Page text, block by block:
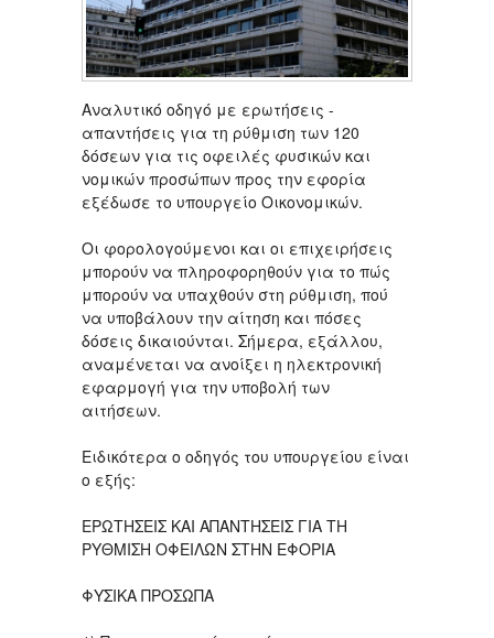
Αναλυτικό οδηγό με ερωτήσεις -
απαντήσεις για τη ρύθμιση των 120
δόσεων για τις οφειλές φυσικών και
νομικών προσώπων προς την εφορία
εξέδωσε το υπουργείο Οικονομικών.
Οι φορολογούμενοι και οι επιχειρήσεις
μπορούν να πληροφορηθούν για το πώς
μπορούν να υπαχθούν στη ρύθμιση, πού
να υποβάλουν την αίτηση και πόσες
δόσεις δικαιούνται. Σήμερα, εξάλλου,
αναμένεται να ανοίξει η ηλεκτρονική
εφαρμογή για την υποβολή των
αιτήσεων.
Ειδικότερα ο οδηγός του υπουργείου είναι
ο εξής:
ΕΡΩΤΗΣΕΙΣ ΚΑΙ ΑΠΑΝΤΗΣΕΙΣ ΓΙΑ ΤΗ
ΡΥΘΜΙΣΗ ΟΦΕΙΛΩΝ ΣΤΗΝ ΕΦΟΡΙΑ
ΦΥΣΙΚΑ ΠΡΟΣΩΠΑ